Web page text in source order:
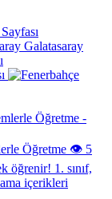
Galatasaray
Öğretme 👁️ 5